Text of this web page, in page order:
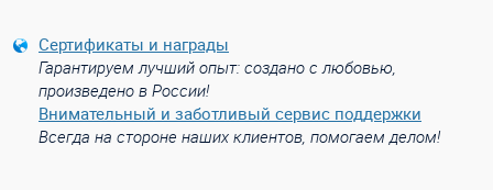
Сертификаты и награды
Гарантируем лучший опыт: создано с любовью,
произведено в России!
Внимательный и заботливый сервис поддержки
Всегда на стороне наших клиентов, помогаем делом!